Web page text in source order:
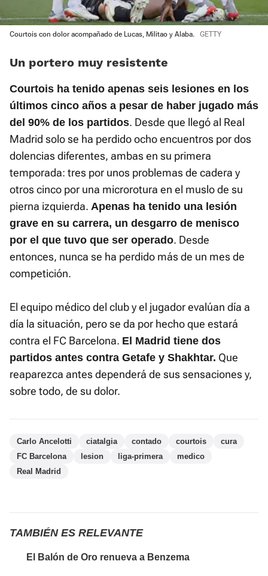
Courtois con dolor acompañado de Lucas, Militao y Alaba. GETTY
Un portero muy resistente
Courtois ha tenido apenas seis lesiones en los
últimos cinco años a pesar de haber jugado más
del 90% de los partidos. Desde que llegó al Real
Madrid solo se ha perdido ocho encuentros por dos
dolencias diferentes, ambas en su primera
temporada: tres por unos problemas de cadera y
otros cinco por una microrotura en el muslo de su
pierna izquierda. Apenas ha tenido una lesión
grave en su carrera, un desgarro de menisco
por el que tuvo que ser operado. Desde
entonces, nunca se ha perdido más de un mes de
competición.
El equipo médico del club y el jugador evalúan día a
día la situación, pero se da por hecho que estará
contra el FC Barcelona. El Madrid tiene dos
partidos antes contra Getafe y Shakhtar. Que
reaparezca antes dependerá de sus sensaciones y,
sobre todo, de su dolor.
Carlo Ancelotti ciatalgia contado courtois
cura
FC Barcelona
lesion liga-primera
medico
Real Madrid
TAMBIÉN ES RELEVANTE
El Balón de Oro renueva a Benzema